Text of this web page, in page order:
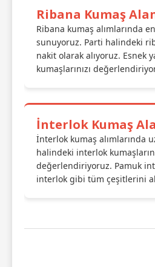
Ribana Kumaş
Ribana kumaş alımlarında
sunuyoruz. Parti halindeki
nakit olarak alıyoruz. Esnek
kumaşlarınızı
İnterlok Kumaş
İnterlok kumaş alımlarında
halindeki interlok
değerlendiriyoruz. Pamuk
interlok gibi tüm çeşitlerini